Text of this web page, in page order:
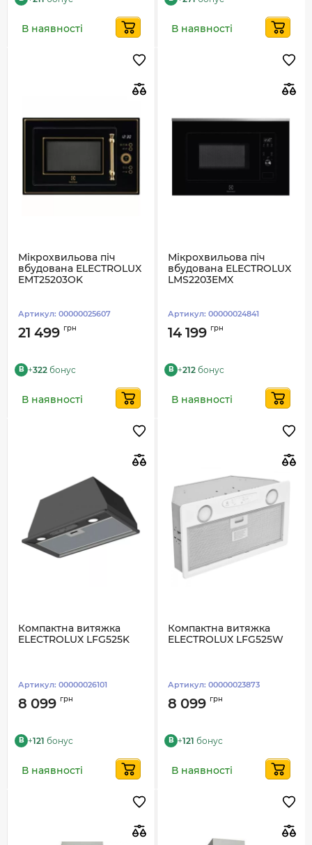
В наявності В наявності
Мікрохвильова піч
вбудована ELECTROLUX
EMT25203OK
Артикул: 00000025607
21 499 грн
B +322 бонус
В наявності
Мікрохвильова піч
вбудована ELECTROLUX
LMS2203EMX
Артикул: 00000024841
14 199 грн
B +212 бонус
В наявності
Компактна витяжка
ELECTROLUX LFG525K
Артикул: 00000026101
8 099 грн
B +121 бонус
В наявності
Компактна витяжка
ELECTROLUX LFG525W
Артикул: 00000023873
8 099 грн
B +121 бонус
В наявності